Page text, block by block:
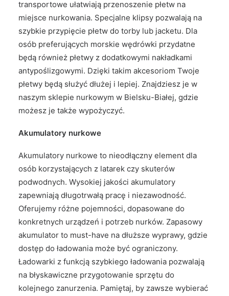
transportowe ułatwiają przenoszenie płetw na
miejsce nurkowania. Specjalne klipsy pozwalają na
szybkie przypięcie płetw do torby lub jacketu. Dla
osób preferujących morskie wędrówki przydatne
będą również płetwy z dodatkowymi nakładkami
antypoślizgowymi. Dzięki takim akcesoriom Twoje
płetwy będą służyć dłużej i lepiej. Znajdziesz je w
naszym sklepie nurkowym w Bielsku-Białej, gdzie
możesz je także wypożyczyć.
Akumulatory nurkowe
Akumulatory nurkowe to nieodłączny element dla
osób korzystających z latarek czy skuterów
podwodnych. Wysokiej jakości akumulatory
zapewniają długotrwałą pracę i niezawodność.
Oferujemy różne pojemności, dopasowane do
konkretnych urządzeń i potrzeb nurków. Zapasowy
akumulator to must-have na dłuższe wyprawy, gdzie
dostęp do ładowania może być ograniczony.
Ładowarki z funkcją szybkiego ładowania pozwalają
na błyskawiczne przygotowanie sprzętu do
kolejnego zanurzenia. Pamiętaj, by zawsze wybierać